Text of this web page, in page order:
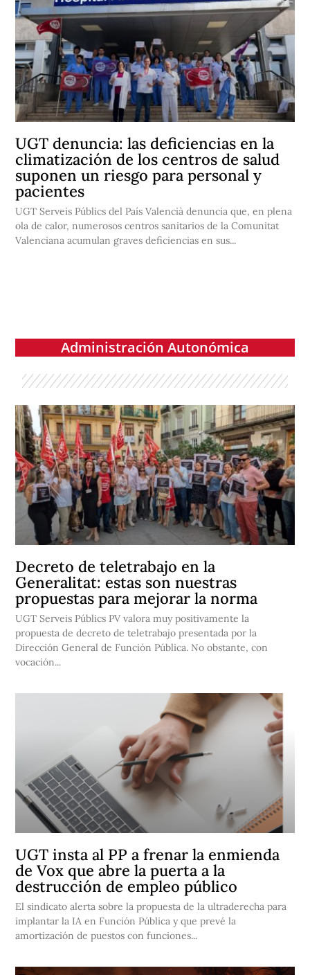
UGT denuncia: las deficiencias en la
climatización de los centros de salud
suponen un riesgo para personal y
pacientes
UGT Serveis Públics del País Valencià denuncia que, en plena
ola de calor, numerosos centros sanitarios de la Comunitat
Valenciana acumulan graves deficiencias en sus...
Administración Autonómica
Decreto de teletrabajo en la
Generalitat: estas son nuestras
propuestas para mejorar la norma
UGT Serveis Públics PV valora muy positivamente la
propuesta de decreto de teletrabajo presentada por la
Dirección General de Función Pública. No obstante, con
vocación...
UGT insta al PP a frenar la enmienda
de Vox que abre la puerta a la
destrucción de empleo público
El sindicato alerta sobre la propuesta de la ultraderecha para
implantar la IA en Función Pública y que prevé la
amortización de puestos con funciones...